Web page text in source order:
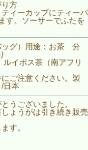
り方
ィーカップにティーバ
す。ソーサーでふたを
ッグ）用途：お茶 分
イボス茶（南アフリ
ご注意ください。製
日本
うございました。
ょうがは引き続き販売
す。